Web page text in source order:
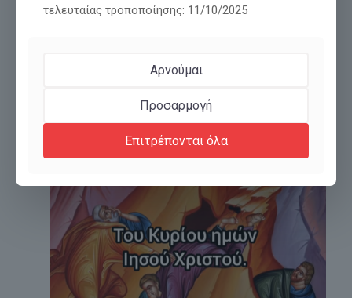
τελευταίας τροποποίησης: 11/10/2025
Αρνούμαι
Προσαρμογή
Επιτρέπονται όλα